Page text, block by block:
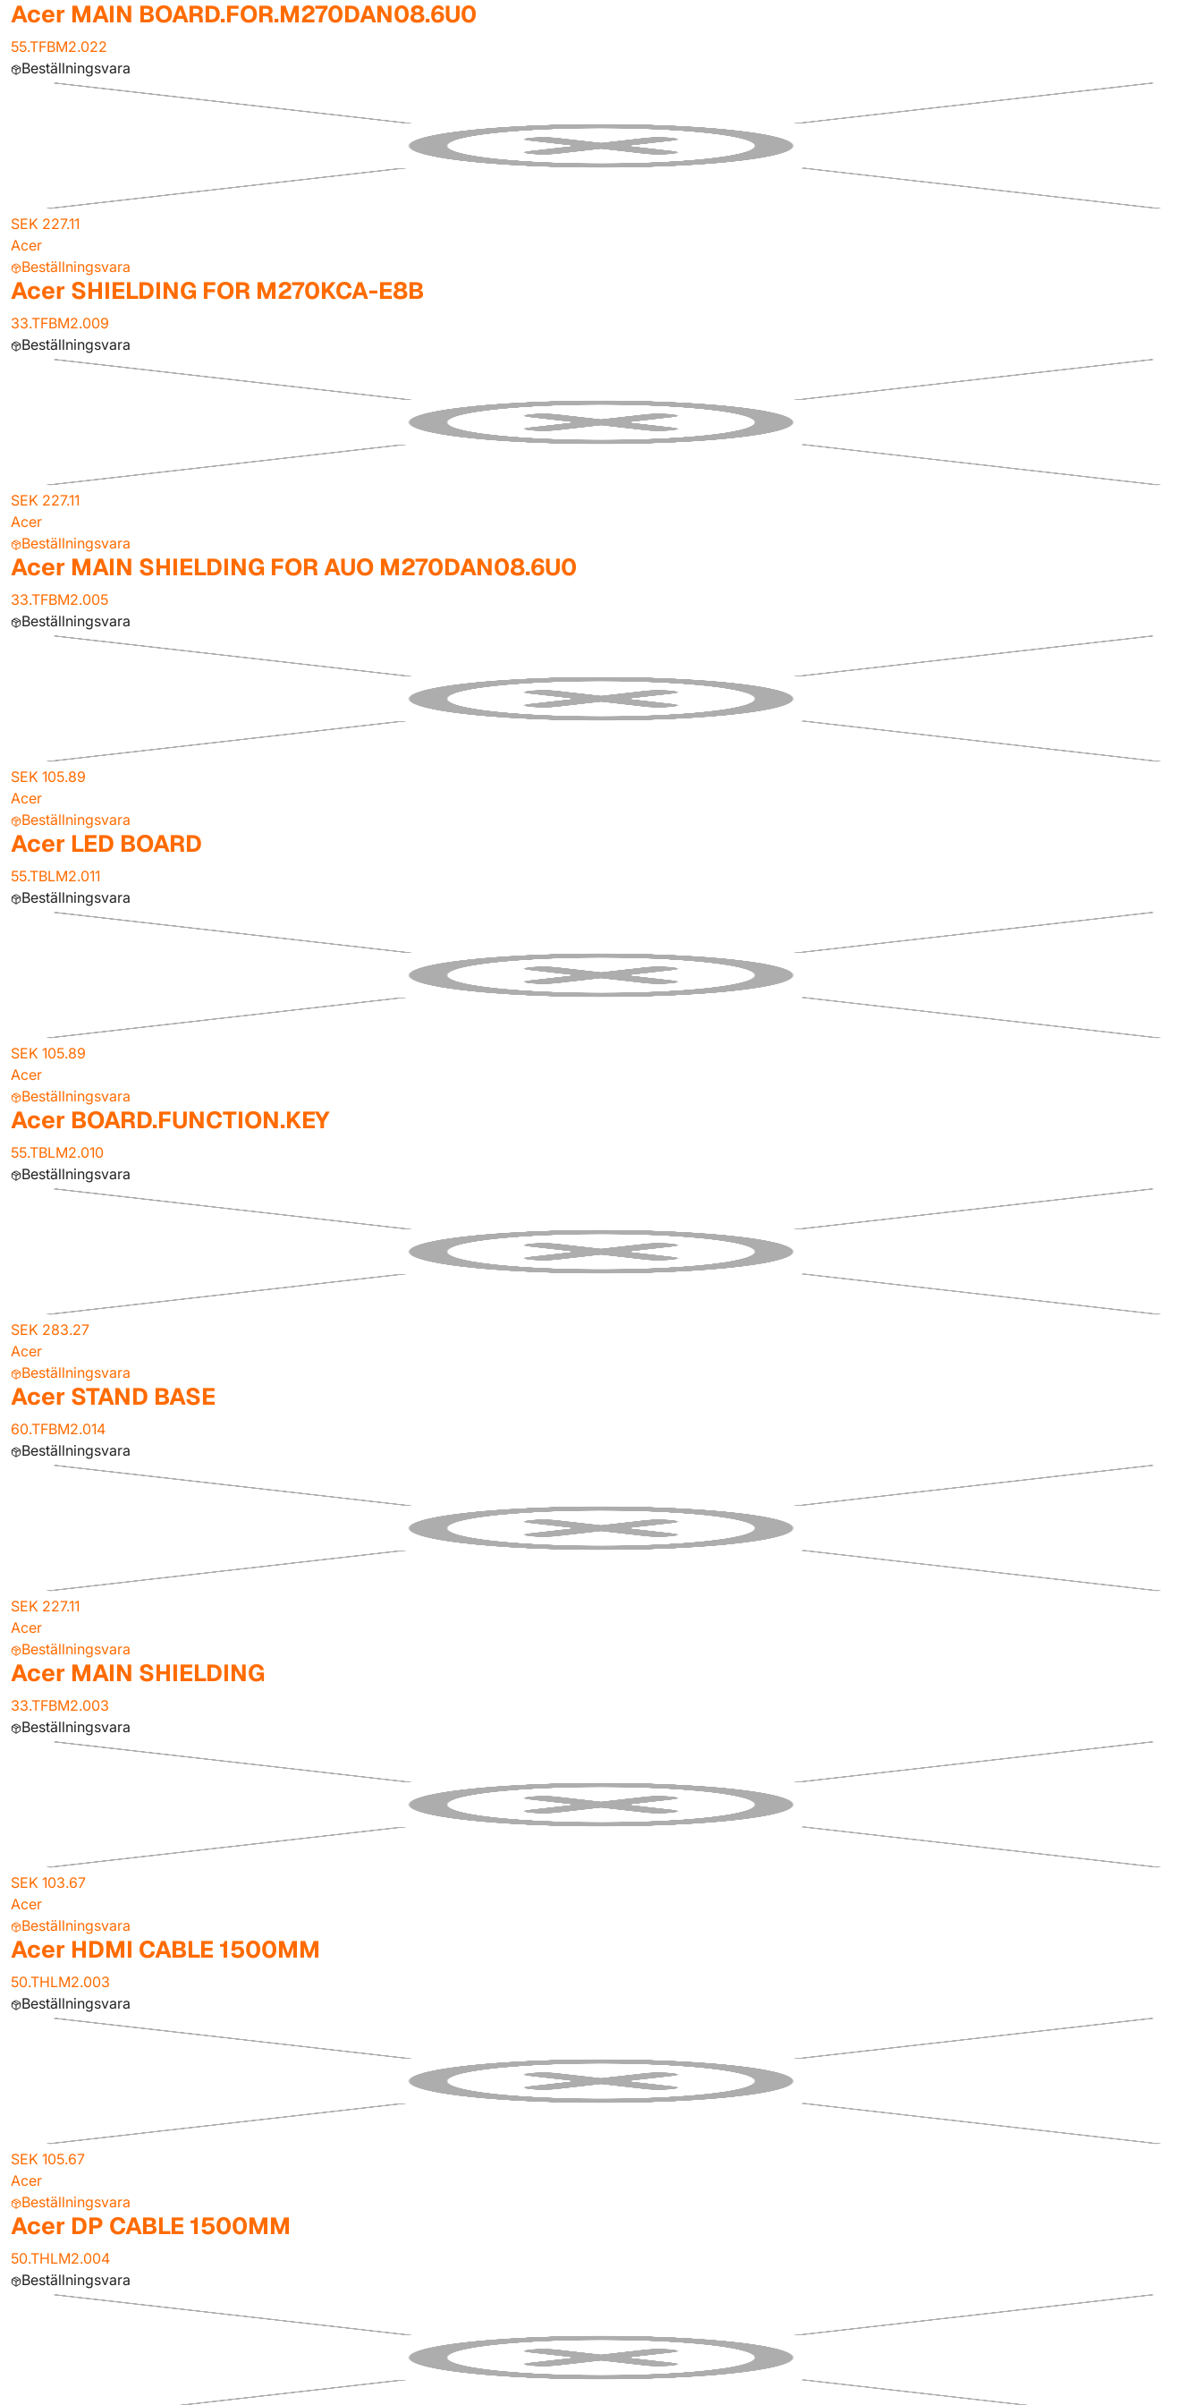
Acer MAIN BOARD.FOR.M270DAN08.6U0
55.TFBM2.022
Beställningsvara
SEK 227.11
Acer
Beställningsvara
Acer SHIELDING FOR M270KCA-E8B
33.TFBM2.009
Beställningsvara
SEK 227.11
Acer
Beställningsvara
Acer MAIN SHIELDING FOR AUO M270DAN08.6U0
33.TFBM2.005
Beställningsvara
SEK 105.89
Acer
Beställningsvara
Acer LED BOARD
55.TBLM2.011
Beställningsvara
SEK 105.89
Acer
Beställningsvara
Acer BOARD.FUNCTION.KEY
55.TBLM2.010
Beställningsvara
SEK 283.27
Acer
Beställningsvara
Acer STAND BASE
60.TFBM2.014
Beställningsvara
SEK 227.11
Acer
Beställningsvara
Acer MAIN SHIELDING
33.TFBM2.003
Beställningsvara
SEK 103.67
Acer
Beställningsvara
Acer HDMI CABLE 1500MM
50.THLM2.003
Beställningsvara
SEK 105.67
Acer
Beställningsvara
Acer DP CABLE 1500MM
50.THLM2.004
Beställningsvara